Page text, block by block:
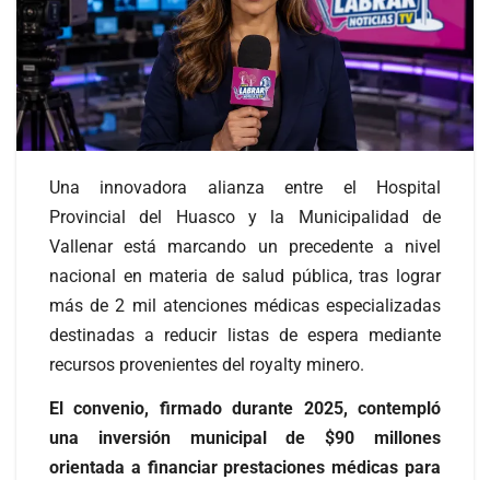
Una innovadora alianza entre el Hospital
Provincial del Huasco y la Municipalidad de
Vallenar está marcando un precedente a nivel
nacional en materia de salud pública, tras lograr
más de 2 mil atenciones médicas especializadas
destinadas a reducir listas de espera mediante
recursos provenientes del royalty minero.
El convenio, firmado durante 2025, contempló
una inversión municipal de $90 millones
orientada a financiar prestaciones médicas para